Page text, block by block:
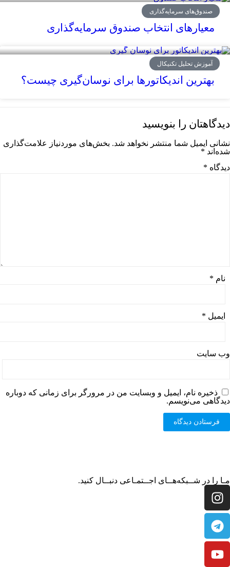
صندوق‌های سرمایه‌گذاری
معیارهای انتخاب صندوق سرمایه‌گذاری
آموزش تحلیل تکنیکال
بهترین اندیکاتورها برای نوسان‌گیری چیست؟
دیدگاهتان را بنویسید
نشانی ایمیل شما منتشر نخواهد شد. بخش‌های موردنیاز علامت‌گذاری
شده‌اند *
دیدگاه *
نام *
ایمیل *
وب‌ سایت
ذخیره نام، ایمیل و وبسایت من در مرورگر برای زمانی که دوباره
دیدگاهی می‌نویسم.
مـا را در شــبکه‌هــای اجــتمـاعی دنبــال کنید.